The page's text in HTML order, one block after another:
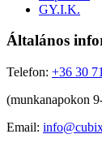
GY.I.K.
Általános
Telefon: +36 30
(munkanapokon
Email: